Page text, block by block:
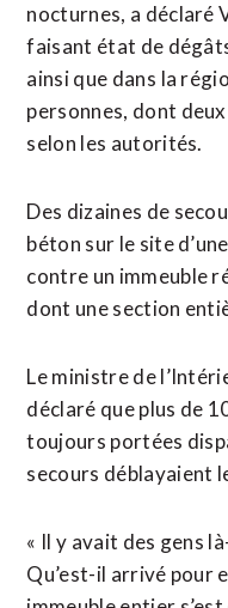
nocturnes, a déclaré
faisant état de
ainsi que dans ⁠la
personnes, dont
selon les autorités.
Des dizaines de
béton sur le site
contre un immeuble
dont une section
Le ministre de
déclaré que plus de
toujours portées
secours déblayaient
« Il y avait des gens
Qu’est-il arrivé pour